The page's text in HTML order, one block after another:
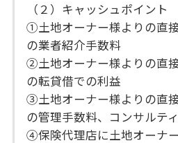
（２）キャッシュポイント
①土地オーナー様よりの直
の業者紹介手数料
②土地オーナー様よりの直
の転貸借での利益
③土地オーナー様よりの直
の管理手数料、コンサルテ
④保険代理店に土地オーナ